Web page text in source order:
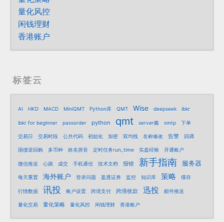
量化风控
闲钱理财
香港账户
标签云
AI HKD MACD MiniQMT Python库 QMT Wise deepseek ibkr
ibkr for beginner passorder python qmt server酱 smtp 下单
交易日 交易时段 公共代码 初始化 加密 双均线 名称修改 告警 回调
国债逆回购 多币种 姓名拼音 定时任务run_time 实盘经验 开通账户
微信推送 心跳 成交 手机通信 技术文档 报错 新手指南 服务器
每天重置 海外账户 登录问题 盈透证券 监控 知识库 策略 缓存
行情数据 讯投 账户设置 跨境支付 跨境收款 迅投 邮件推送
量化交易 量化策略 量化风控 闲钱理财 香港账户